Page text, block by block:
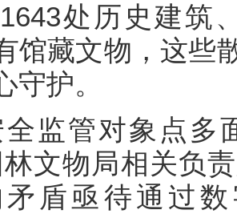
1643处历史建
馆藏文物，这
守护。
全监管对象点多
林文物局相关负
盾亟待通过